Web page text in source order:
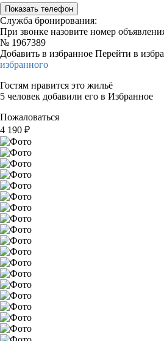
Показать телефон
Служба бронирования:
При звонке назовите номер
№ 1967389
Добавить в избранное Перейти в
избранного
Гостям нравится это жильё
5 человек добавили его в Избранное
Пожаловаться
4 190 ₽